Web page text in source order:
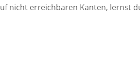
nicht erreichbaren Kanten, lernst